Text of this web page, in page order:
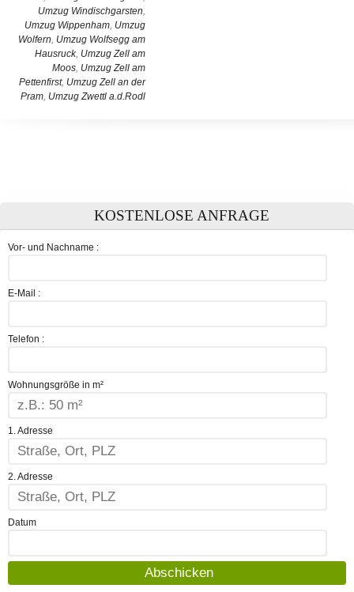
Umzug Windischgarsten,
Umzug Wippenham, Umzug
Wolfern, Umzug Wolfsegg am
Hausruck, Umzug Zell am
Moos, Umzug Zell am
Pettenfirst, Umzug Zell an der
Pram, Umzug Zwettl a.d.Rodl
KOSTENLOSE ANFRAGE
Vor- und Nachname :
E-Mail :
Telefon :
Wohnungsgröße in m²
1. Adresse
2. Adresse
Datum